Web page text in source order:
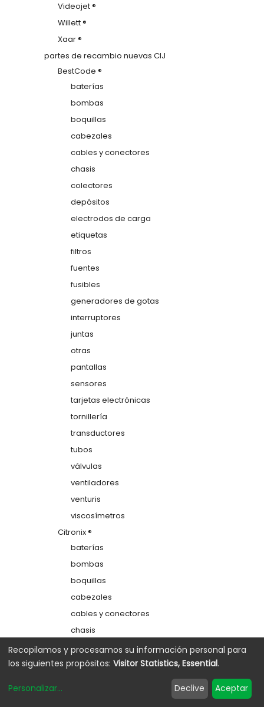
Videojet ®
Willett ®
Xaar ®
partes de recambio nuevas CIJ
BestCode ®
baterías
bombas
boquillas
cabezales
cables y conectores
chasis
colectores
depósitos
electrodos de carga
etiquetas
filtros
fuentes
fusibles
generadores de gotas
interruptores
juntas
otras
pantallas
sensores
tarjetas electrónicas
tornillería
transductores
tubos
válvulas
ventiladores
venturis
viscosímetros
Citronix ®
baterías
bombas
boquillas
cabezales
cables y conectores
chasis
colectores
depósitos
Recopilamos y procesamos su información personal para
los siguientes propósitos: Visitor Statistics, Essential.
Personalizar... Declive Aceptar